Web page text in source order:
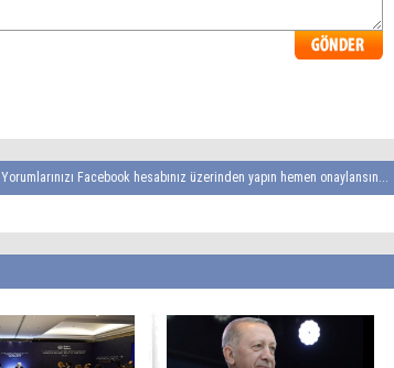
Yorumlarınızı Facebook hesabınız üzerinden yapın hemen onaylansın...